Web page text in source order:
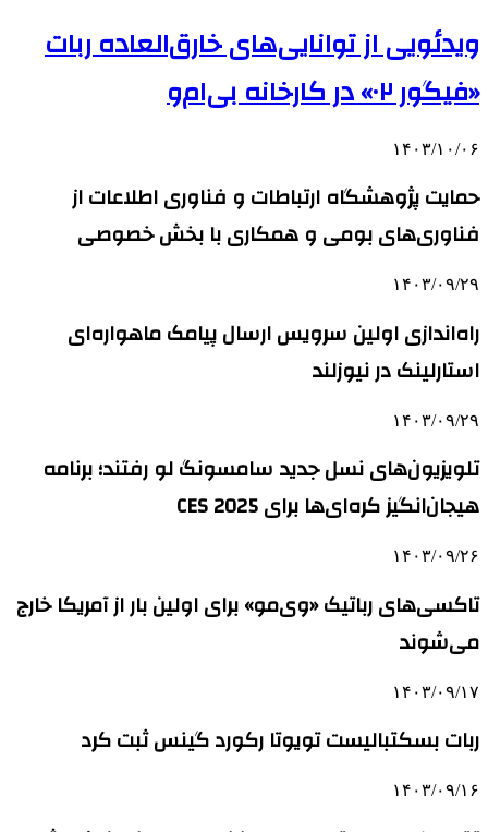
ویدئویی از توانایی‌های خارق‌العاده ربات
«فیگور ۰۲» در کارخانه بی‌ام‌و
۱۴۰۳/۱۰/۰۶
حمایت پژوهشگاه ارتباطات و فناوری اطلاعات از
فناوری‌های بومی و همکاری با بخش خصوصی
۱۴۰۳/۰۹/۲۹
راه‌اندازی اولین سرویس ارسال پیامک ماهواره‌ای
استارلینک در نیوزلند
۱۴۰۳/۰۹/۲۹
تلویزیون‌های نسل جدید سامسونگ لو رفتند؛ برنامه
هیجان‌انگیز کره‌ای‌ها برای CES 2025
۱۴۰۳/۰۹/۲۶
تاکسی‌های رباتیک «وی‌مو» برای اولین بار از آمریکا خارج
می‌شوند
۱۴۰۳/۰۹/۱۷
ربات بسکتبالیست تویوتا رکورد گینس ثبت کرد
۱۴۰۳/۰۹/۱۶